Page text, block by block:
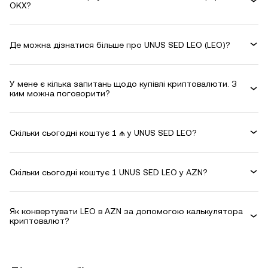
OKX?
Де можна дізнатися більше про UNUS SED LEO (LEO)?
У мене є кілька запитань щодо купівлі криптовалюти. З
ким можна поговорити?
Скільки сьогодні коштує 1 ₼ у UNUS SED LEO?
Скільки сьогодні коштує 1 UNUS SED LEO у AZN?
Як конвертувати LEO в AZN за допомогою калькулятора
криптовалют?